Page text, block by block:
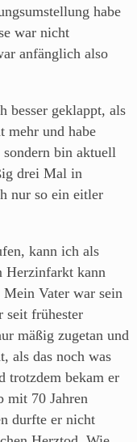
habe
war nicht
anfänglich also
besser geklappt, als
mehr und habe
bin aktuell
drei Mal in
nur so ein eitler
kann ich als
Herzinfarkt kann
Mein Vater war sein
seit frühester
mäßig zugetan und
als das noch was
trotzdem bekam er
mit 70 Jahren
durfte er nicht